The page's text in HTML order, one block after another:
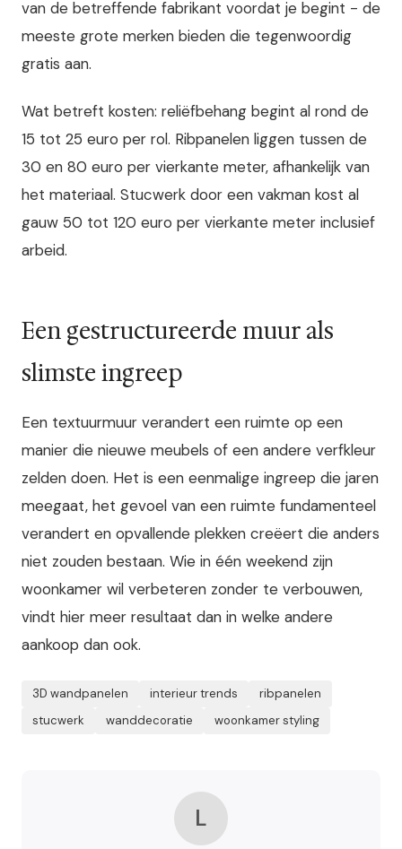
van de betreffende fabrikant voordat je begint - de
meeste grote merken bieden die tegenwoordig
gratis aan.
Wat betreft kosten: reliëfbehang begint al rond de
15 tot 25 euro per rol. Ribpanelen liggen tussen de
30 en 80 euro per vierkante meter, afhankelijk van
het materiaal. Stucwerk door een vakman kost al
gauw 50 tot 120 euro per vierkante meter inclusief
arbeid.
Een gestructureerde muur als
slimste ingreep
Een textuurmuur verandert een ruimte op een
manier die nieuwe meubels of een andere verfkleur
zelden doen. Het is een eenmalige ingreep die jaren
meegaat, het gevoel van een ruimte fundamenteel
verandert en opvallende plekken creëert die anders
niet zouden bestaan. Wie in één weekend zijn
woonkamer wil verbeteren zonder te verbouwen,
vindt hier meer resultaat dan in welke andere
aankoop dan ook.
3D wandpanelen interieur trends
ribpanelen
stucwerk
wanddecoratie woonkamer styling
L